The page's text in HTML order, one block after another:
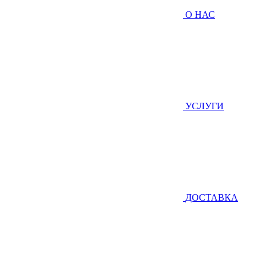
О НАС
УСЛУГИ
ДОСТАВКА